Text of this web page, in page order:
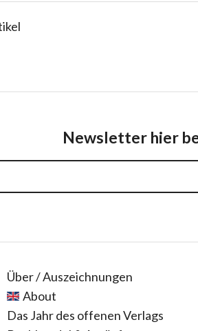
Newsletter hier
Über / Auszeichnungen
About
Das Jahr des offenen Verlags